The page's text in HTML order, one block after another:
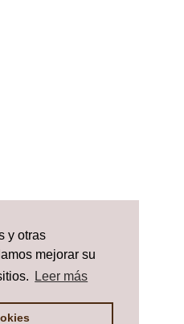
y otras
mejorar su
Leer más